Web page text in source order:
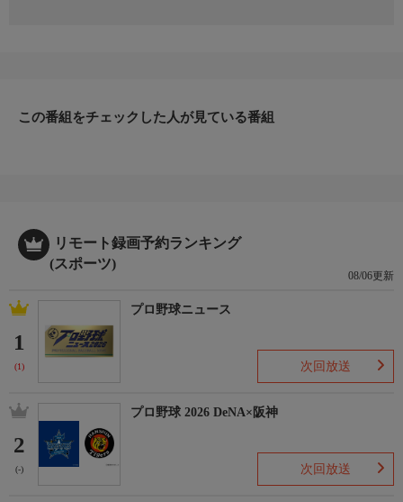
この番組をチェックした人が見ている番組
リモート録画予約ランキング
(スポーツ)
08/06更新
1
(1)
プロ野球ニュース
次回放送
2
(-)
プロ野球 2026 DeNA×阪神
次回放送